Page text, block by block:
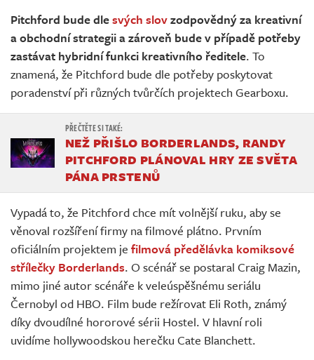
Pitchford bude dlesvých slovzodpovědný za kreativní
a obchodní strategii a zároveň bude v případě potřeby
zastávat hybridní funkci kreativního ředitele. To
znamená, že Pitchford bude dle potřeby poskytovat
poradenství při různých tvůrčích projektech Gearboxu.
NEŽ PŘIŠLO BORDERLANDS, RANDY
PITCHFORD PLÁNOVAL HRY ZE SVĚTA
PÁNA PRSTENŮ
Vypadá to, že Pitchford chce mít volnější ruku, aby se
věnoval rozšíření firmy na filmové plátno. Prvním
oficiálním projektem je filmová předělávka komiksové
střílečky Borderlands. O scénář se postaral Craig Mazin,
mimo jiné autor scénáře k veleúspěšnému seriálu
Černobyl od HBO. Film bude režírovat Eli Roth, známý
díky dvoudílné hororové sérii Hostel. V hlavní roli
uvidíme hollywoodskou herečku Cate Blanchett.